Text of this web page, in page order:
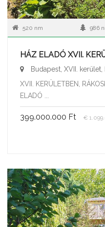
520 nm 986
HÁZ ELADÓ XVII.
Budapest, XVII. kerület,
XVII. KERÜLETBEN,
ELADÓ ...
399.000.000 Ft €